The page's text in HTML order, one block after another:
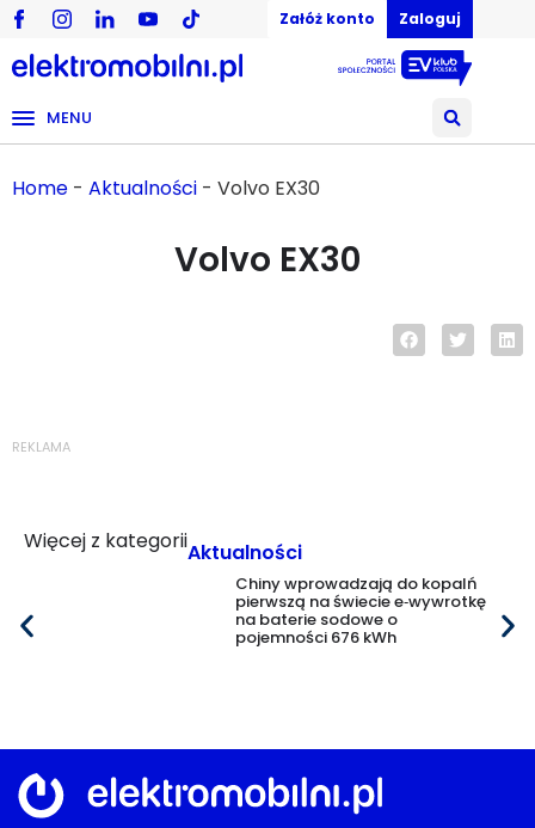
Załóż konto Zaloguj
MENU
Home - Aktualności - Volvo EX30
Volvo EX30
REKLAMA
Więcej z kategoriiAktualności
Chiny wprowadzają do kopalń
pierwszą na świecie e‑wywrotkę
na baterie sodowe o
pojemności 676 kWh